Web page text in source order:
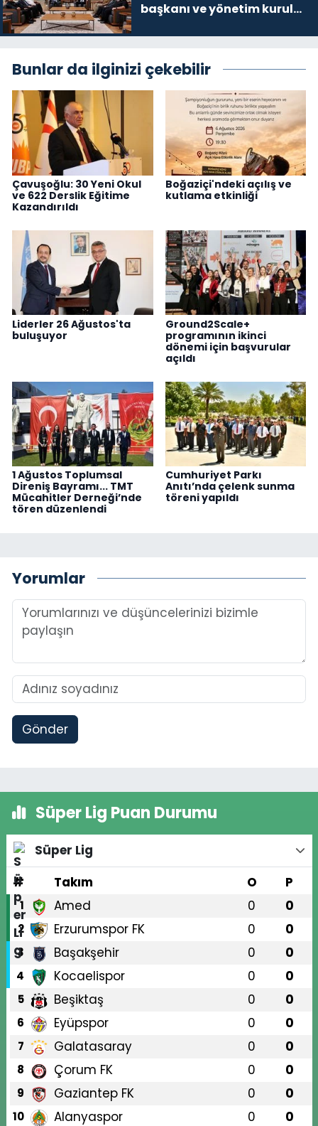
başkanı ve yönetim kurulu
Bunlar da ilginizi çekebilir
Çavuşoğlu: 30 Yeni Okul
ve 622 Derslik Eğitime
Kazandırıldı
Boğaziçi'ndeki açılış ve
kutlama etkinliği
Liderler 26 Ağustos'ta
buluşuyor
Ground2Scale+
programının ikinci
dönemi için başvurular
açıldı
1 Ağustos Toplumsal
Direniş Bayramı... TMT
Mücahitler Derneği’nde
tören düzenlendi
Cumhuriyet Parkı
Anıtı’nda çelenk sunma
töreni yapıldı
Yorumlar
Gönder
Süper Lig Puan Durumu
Süper Lig
#
Takım O P
1 Amed 0 0
2 Erzurumspor FK 0 0
3 Başakşehir 0 0
4 Kocaelispor 0 0
5 Beşiktaş 0 0
6 Eyüpspor 0 0
7 Galatasaray 0 0
8 Çorum FK 0 0
9 Gaziantep FK 0 0
10 Alanyaspor 0 0